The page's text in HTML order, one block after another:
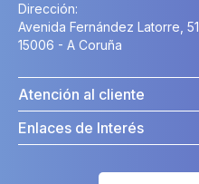
Dirección:
Avenida Fernández Latorre, 51
15006 - A Coruña
Atención al cliente
Enlaces de Interés